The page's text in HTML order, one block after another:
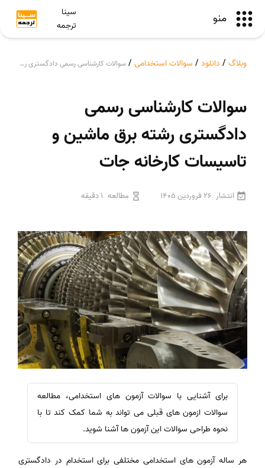
منو
سینا
ترجمه
وبلاگ / دانلود / سوالات استخدامی / سوالات کارشناسی رسمی دادگستری رشته برق ماشین و تاسیسات کارخانه جات
سوالات کارشناسی رسمی
دادگستری رشته برق ماشین و
تاسیسات کارخانه جات
انتشار 26 فروردین 1405 مطالعه 1 دقیقه
برای آشنایی با سوالات آزمون های استخدامی، مطالعه
سوالات ازمون های قبلی می تواند به شما کمک کند تا با
نحوه طراحی سوالات این آزمون ها آشنا شوید.
هر ساله آزمون های استخدامی مختلفی برای استخدام در دادگستری